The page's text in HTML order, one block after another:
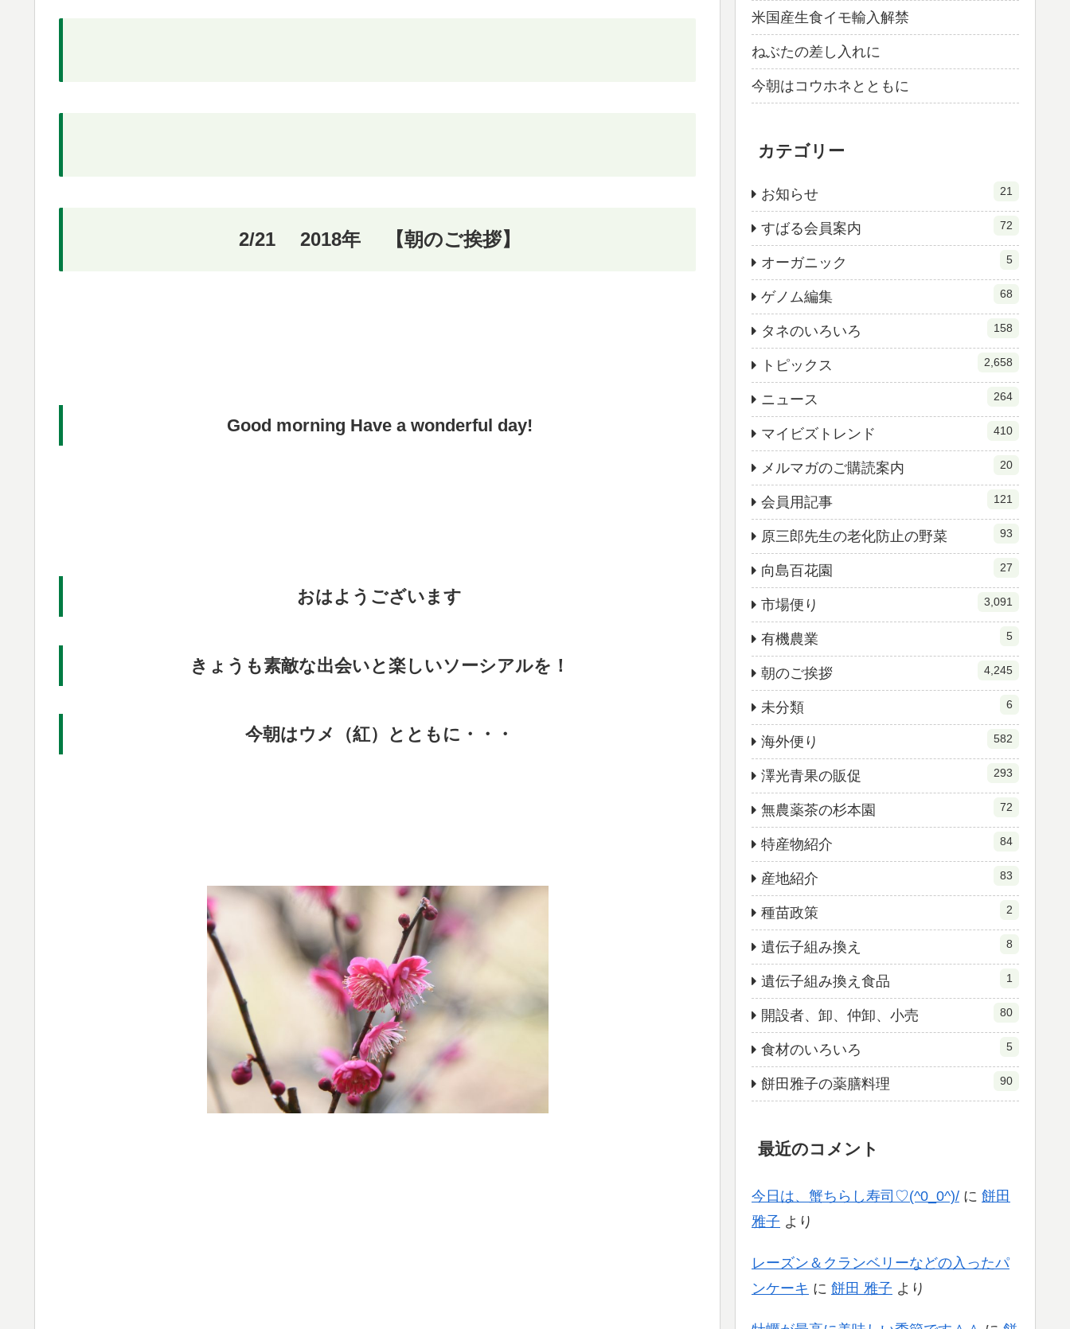
2/21 2018年 【朝のご挨拶】
Good morning Have a wonderful day!
おはようございます
きょうも素敵な出会いと楽しいソーシアルを！
今朝はウメ（紅）とともに・・・
米国産生食イモ輸入解禁
ねぶたの差し入れに
今朝はコウホネとともに
カテゴリー
お知らせ 21
すばる会員案内 72
オーガニック 5
ゲノム編集 68
タネのいろいろ 158
トピックス 2,658
ニュース 264
マイビズトレンド 410
メルマガのご購読案内 20
会員用記事 121
原三郎先生の老化防止の野菜 93
向島百花園 27
市場便り 3,091
有機農業 5
朝のご挨拶 4,245
未分類 6
海外便り 582
澤光青果の販促 293
無農薬茶の杉本園 72
特産物紹介 84
産地紹介 83
種苗政策 2
遺伝子組み換え 8
遺伝子組み換え食品 1
開設者、卸、仲卸、小売 80
食材のいろいろ 5
餅田雅子の薬膳料理 90
最近のコメント
今日は、蟹ちらし寿司♡(^0_0^)/ に 餅田
雅子 より
レーズン＆クランベリーなどの入ったパ
ンケーキ に 餅田 雅子 より